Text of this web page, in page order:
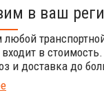
в ваш
любой
в
и доставка до